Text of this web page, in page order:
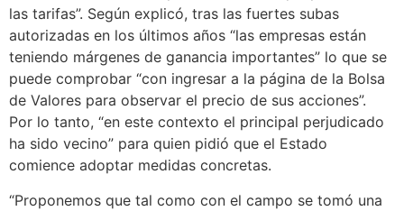
las tarifas”. Según explicó, tras las fuertes subas
autorizadas en los últimos años “las empresas están
teniendo márgenes de ganancia importantes” lo que se
puede comprobar “con ingresar a la página de la Bolsa
de Valores para observar el precio de sus acciones”.
Por lo tanto, “en este contexto el principal perjudicado
ha sido vecino” para quien pidió que el Estado
comience adoptar medidas concretas.
“Proponemos que tal como con el campo se tomó una